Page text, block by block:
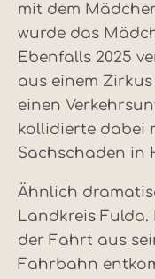
mit dem
wurde das
Ebenfalls 2025
aus einem
einen
kollidierte dabei
Sachschaden in
Ähnlich
Landkreis Fulda.
der Fahrt aus
Fahrbahn